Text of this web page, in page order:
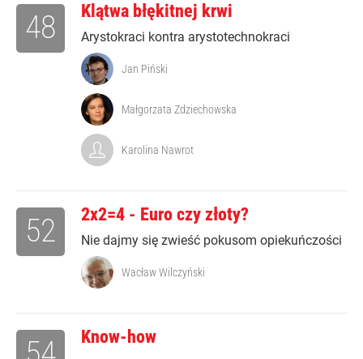
Klątwa błękitnej krwi
Arystokraci kontra arystotechnokraci
48
Jan Piński
Małgorzata Zdziechowska
Karolina Nawrot
2x2=4 - Euro czy złoty?
Nie dajmy się zwieść pokusom opiekuńczości
52
Wacław Wilczyński
Know-how